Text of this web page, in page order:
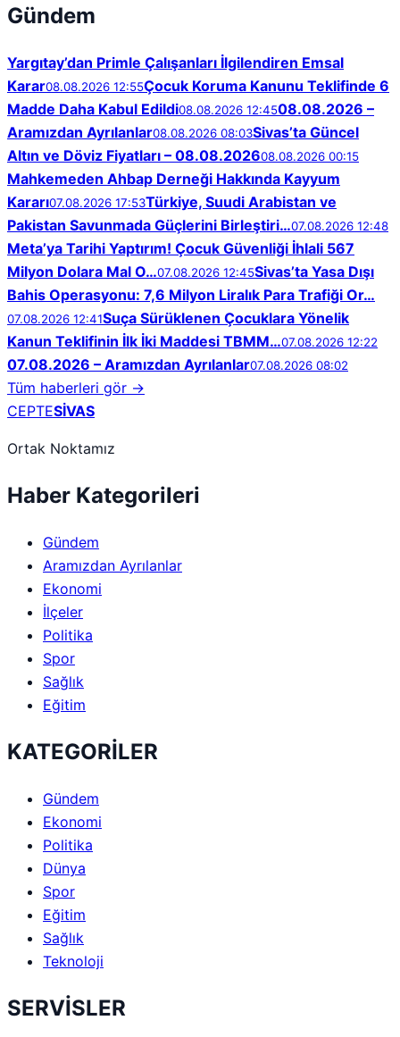
Gündem
Yargıtay’dan Primle Çalışanları İlgilendiren Emsal
Karar08.08.2026 12:55Çocuk Koruma Kanunu Teklifinde 6
Madde Daha Kabul Edildi08.08.2026 12:4508.08.2026 –
Aramızdan Ayrılanlar08.08.2026 08:03Sivas’ta Güncel
Altın ve Döviz Fiyatları – 08.08.202608.08.2026 00:15
Mahkemeden Ahbap Derneği Hakkında Kayyum
Kararı07.08.2026 17:53Türkiye, Suudi Arabistan ve
Pakistan Savunmada Güçlerini Birleştiri…07.08.2026 12:48
Meta’ya Tarihi Yaptırım! Çocuk Güvenliği İhlali 567
Milyon Dolara Mal O…07.08.2026 12:45Sivas’ta Yasa Dışı
Bahis Operasyonu: 7,6 Milyon Liralık Para Trafiği Or…
07.08.2026 12:41Suça Sürüklenen Çocuklara Yönelik
Kanun Teklifinin İlk İki Maddesi TBMM…07.08.2026 12:22
07.08.2026 – Aramızdan Ayrılanlar07.08.2026 08:02
Tüm haberleri gör →
CEPTESİVAS
Ortak Noktamız
Haber Kategorileri
Gündem
Aramızdan Ayrılanlar
Ekonomi
İlçeler
Politika
Spor
Sağlık
Eğitim
KATEGORİLER
Gündem
Ekonomi
Politika
Dünya
Spor
Eğitim
Sağlık
Teknoloji
SERVİSLER